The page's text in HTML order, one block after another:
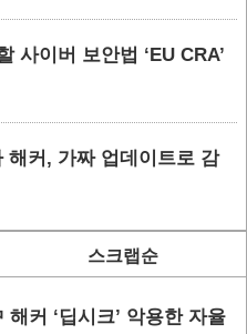
사이버 보안법 ‘EU CRA’
해커, 가짜 업데이트로 감
스크랩순
커 ‘딥시크’ 악용한 자율